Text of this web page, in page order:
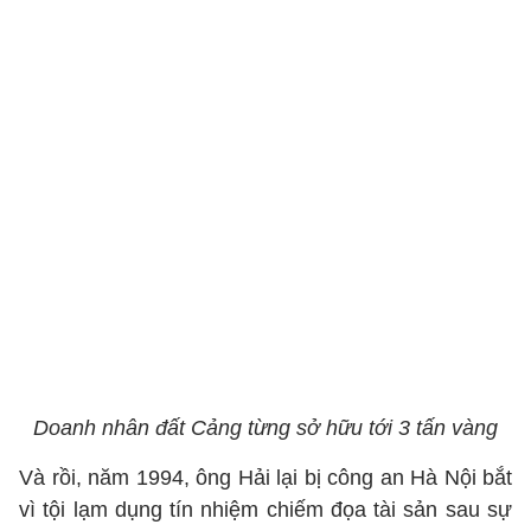
Doanh nhân đất Cảng từng sở hữu tới 3 tấn vàng
Và rồi, năm 1994, ông Hải lại bị công an Hà Nội bắt
vì tội lạm dụng tín nhiệm chiếm đọa tài sản sau sự